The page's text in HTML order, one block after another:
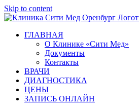
Skip to content
ГЛАВНАЯ
О Клинике «Сити Мед»
Документы
Контакты
ВРАЧИ
ДИАГНОСТИКА
ЦЕНЫ
ЗАПИСЬ ОНЛАЙН